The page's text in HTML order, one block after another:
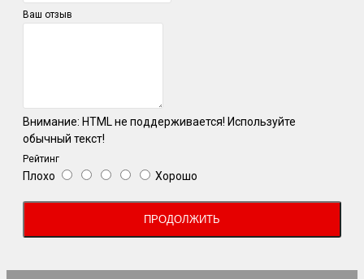
Ваш отзыв
Внимание: HTML не поддерживается! Используйте
обычный текст!
Рейтинг
Плохо Хорошо
ПРОДОЛЖИТЬ